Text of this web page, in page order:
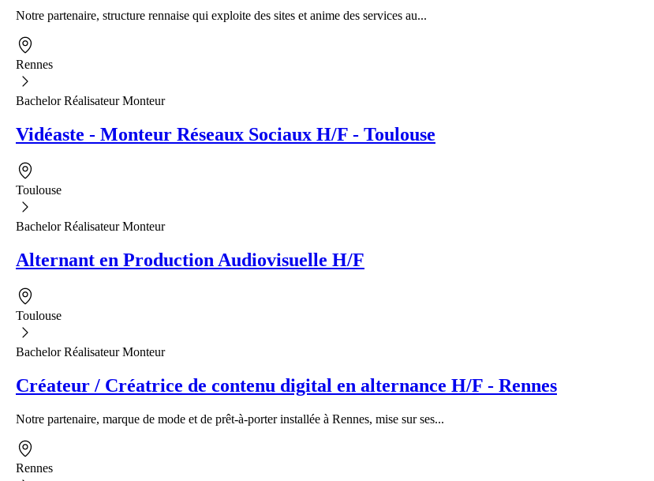
Notre partenaire, structure rennaise qui exploite des sites et anime des services au...
Rennes
Bachelor Réalisateur Monteur
Vidéaste - Monteur Réseaux Sociaux H/F - Toulouse
Toulouse
Bachelor Réalisateur Monteur
Alternant en Production Audiovisuelle H/F
Toulouse
Bachelor Réalisateur Monteur
Créateur / Créatrice de contenu digital en alternance H/F - Rennes
Notre partenaire, marque de mode et de prêt-à-porter installée à Rennes, mise sur ses...
Rennes